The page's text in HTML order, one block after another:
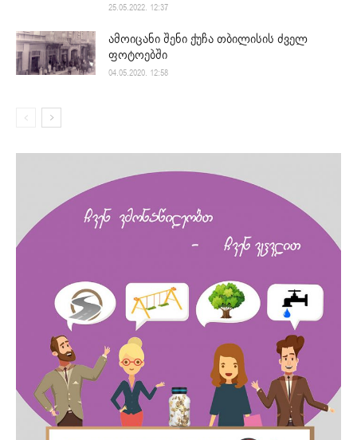
25.05.2022. 12:37
ამოიცანი შენი ქუჩა თბილისის ძველ
ფოტოებში
04.05.2020. 12:58